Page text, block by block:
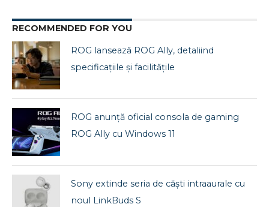
RECOMMENDED FOR YOU
ROG lansează ROG Ally, detaliind
specificațiile și facilitățile
ROG anunță oficial consola de gaming
ROG Ally cu Windows 11
Sony extinde seria de căști intraaurale cu
noul LinkBuds S